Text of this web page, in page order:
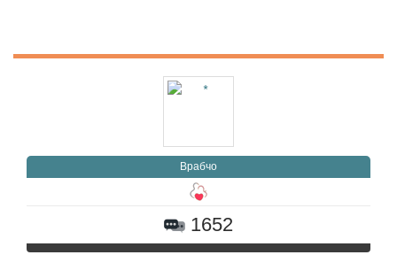
Врабчо
1652